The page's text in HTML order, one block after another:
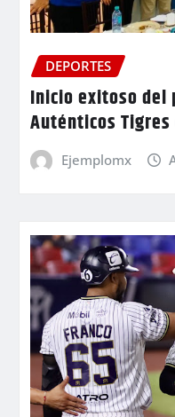
DEPORTES
Inicio exitoso del
Auténticos
Ejemplomx